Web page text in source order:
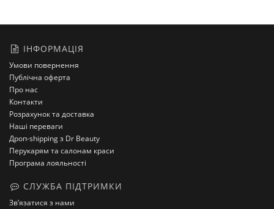
ІНФОРМАЦІЯ
Умови повернення
Публічна оферта
Про нас
Контакти
Розрахунок та доставка
Наші переваги
Дроп-shipping з Dr Beauty
Перукарям та салонам краси
Програма лояльності
СЛУЖБА ПІДТРИМКИ
Зв’язатися з нами